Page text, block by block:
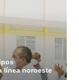
línea noroeste